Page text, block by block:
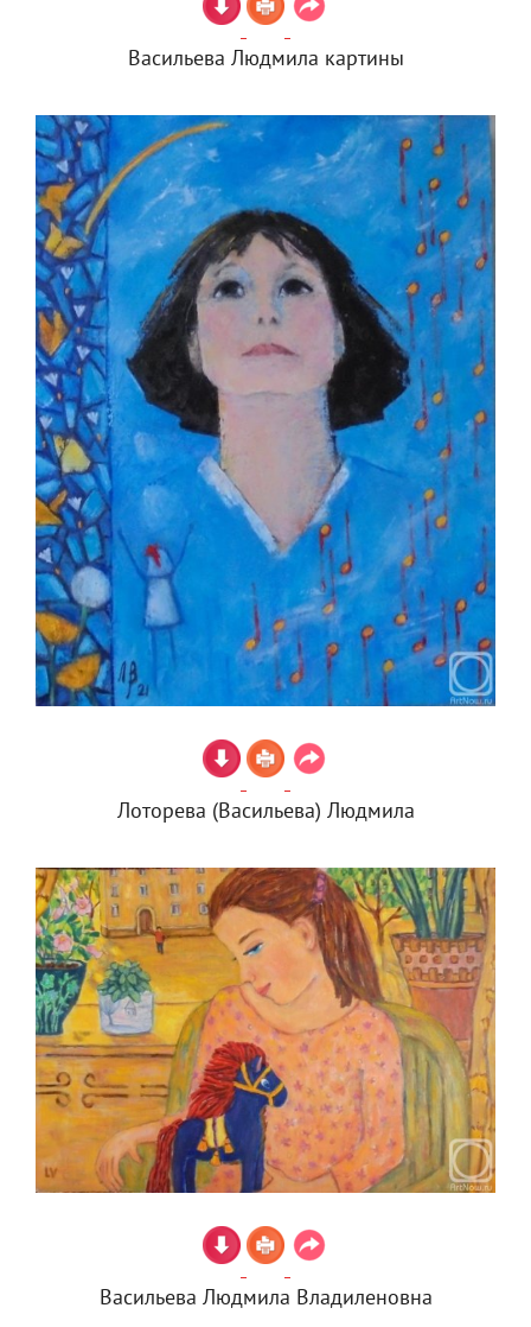
Васильева Людмила картины
Лоторева (Васильева) Людмила
Васильева Людмила Владиленовна